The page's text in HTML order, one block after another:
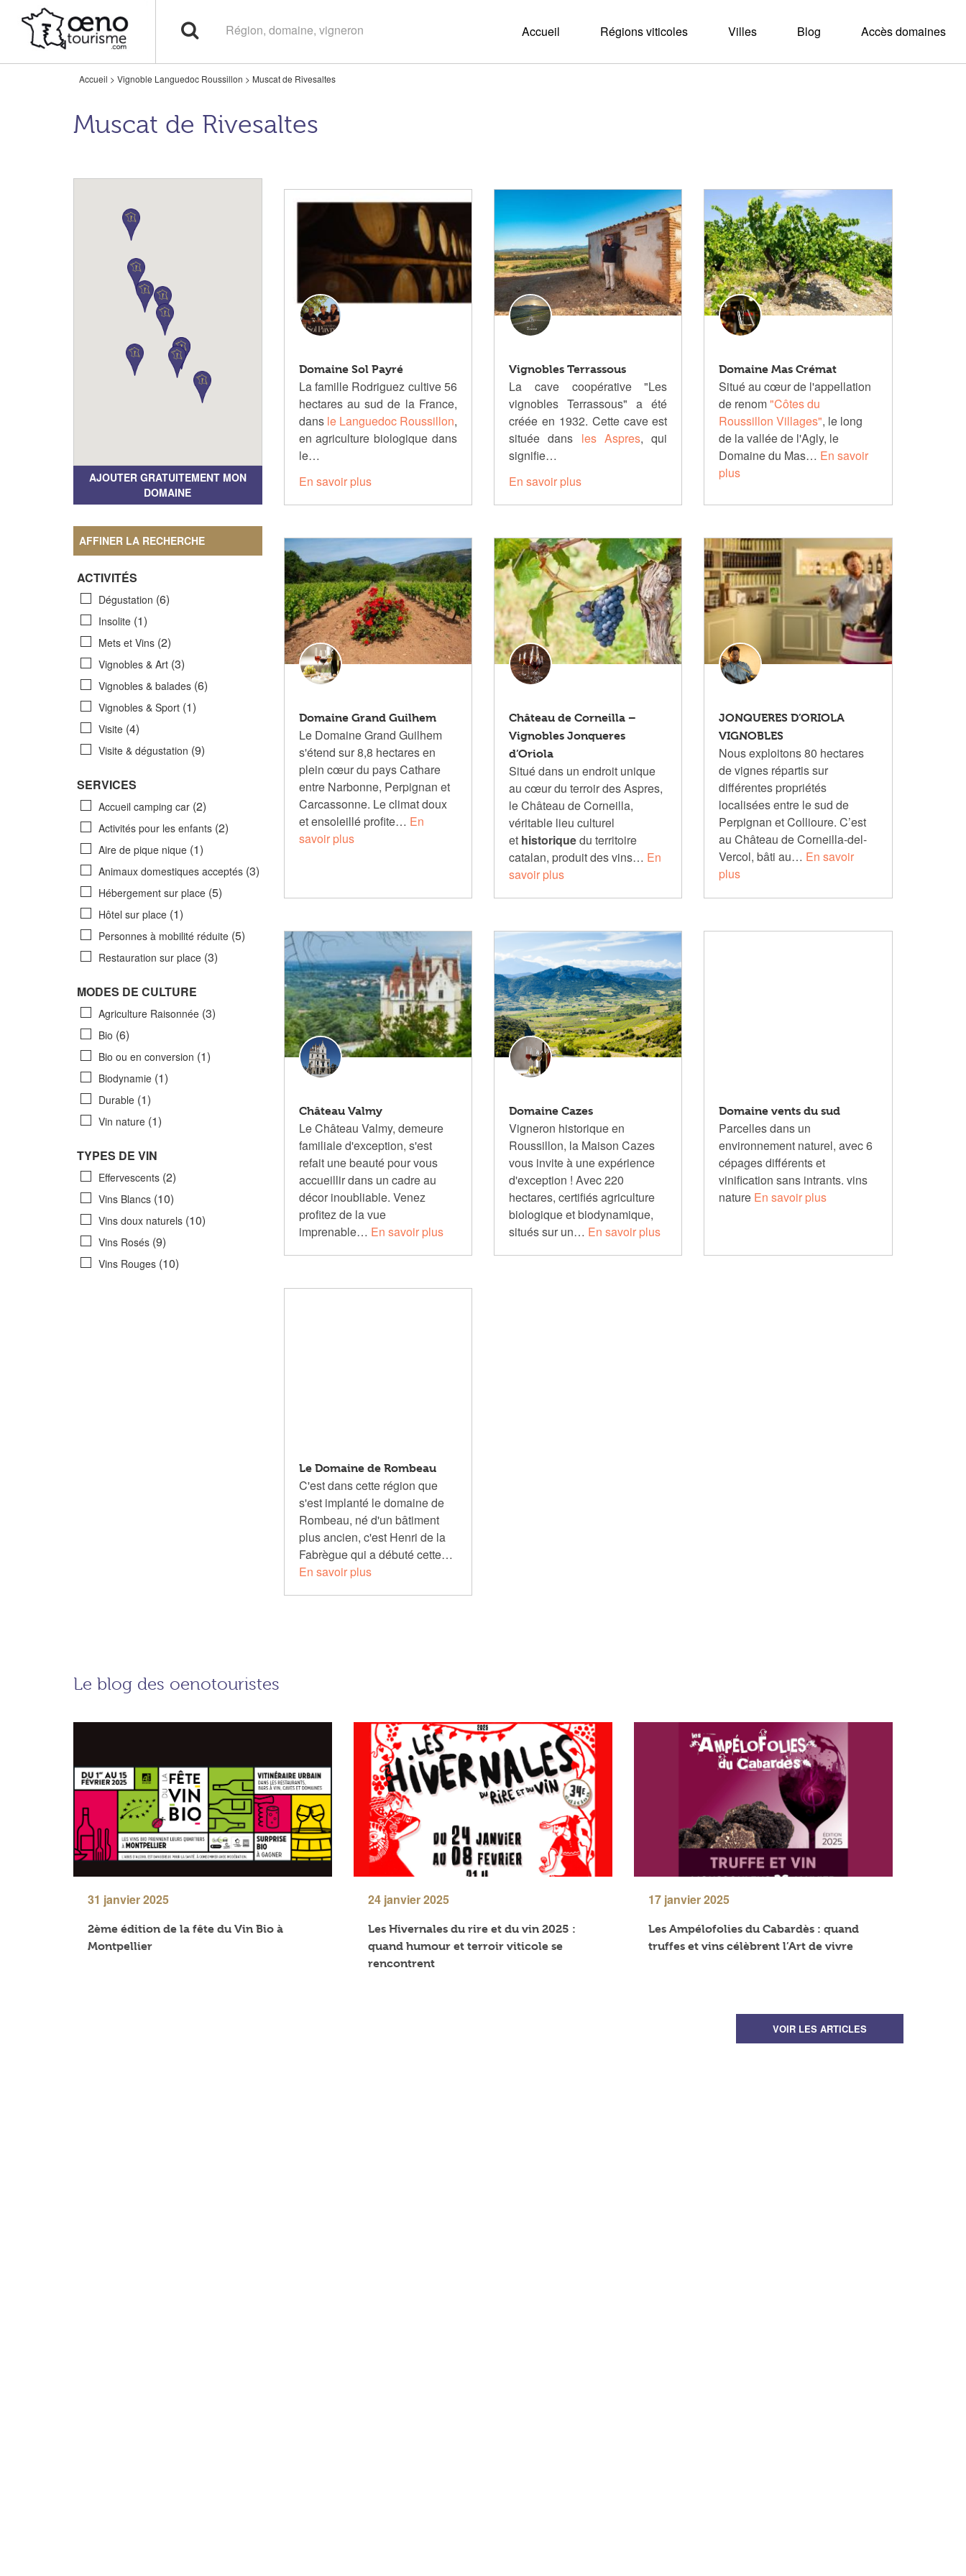
Accueil Régions viticoles Villes Blog Accès domaines
Accueil > Vignoble Languedoc Roussillon > Muscat de Rivesaltes
Muscat de Rivesaltes
AJOUTER GRATUITEMENT MON
DOMAINE
AFFINER LA RECHERCHE
ACTIVITÉS
Dégustation (6)
Insolite (1)
Mets et Vins (2)
Vignobles & Art (3)
Vignobles & balades (6)
Vignobles & Sport (1)
Visite (4)
Visite & dégustation (9)
SERVICES
Accueil camping car (2)
Activités pour les enfants (2)
Aire de pique nique (1)
Animaux domestiques acceptés (3)
Hébergement sur place (5)
Hôtel sur place (1)
Personnes à mobilité réduite (5)
Restauration sur place (3)
MODES DE CULTURE
Agriculture Raisonnée (3)
Bio (6)
Bio ou en conversion (1)
Biodynamie (1)
Durable (1)
Vin nature (1)
TYPES DE VIN
Effervescents (2)
Vins Blancs (10)
Vins doux naturels (10)
Vins Rosés (9)
Vins Rouges (10)
Domaine Sol Payré
La famille Rodriguez cultive 56
hectares au sud de la France,
dans le Languedoc Roussillon,
en agriculture biologique dans
le…
En savoir plus
Vignobles Terrassous
La cave coopérative "Les
vignobles Terrassous" a été
créée en 1932. Cette cave est
située dans les Aspres, qui
signifie…
En savoir plus
Domaine Mas Crémat
Situé au cœur de l'appellation
de renom"Côtes du
Roussillon Villages", le long
de la vallée de l'Agly, le
Domaine du Mas… En savoir
plus
Domaine Grand Guilhem
Le Domaine Grand Guilhem
s'étend sur 8,8 hectares en
plein cœur du pays Cathare
entre Narbonne, Perpignan et
Carcassonne. Le climat doux
et ensoleillé profite… En
savoir plus
Château de Corneilla –
Vignobles Jonqueres
d’Oriola
Situé dans un endroit unique
au cœur du terroir des Aspres,
le Château de Corneilla,
véritable lieu culturel
et historiquedu territoire
catalan, produit des vins… En
savoir plus
JONQUERES D’ORIOLA
VIGNOBLES
Nous exploitons 80 hectares
de vignes répartis sur
différentes propriétés
localisées entre le sud de
Perpignan et Collioure. C’est
au Château de Corneilla-del-
Vercol, bâti au… En savoir
plus
Château Valmy
Le Château Valmy, demeure
familiale d'exception, s'est
refait une beauté pour vous
accueillir dans un cadre au
décor inoubliable. Venez
profitez de la vue
imprenable… En savoir plus
Domaine Cazes
Vigneron historique en
Roussillon, la Maison Cazes
vous invite à une expérience
d'exception ! Avec 220
hectares, certifiés agriculture
biologique et biodynamique,
situés sur un… En savoir plus
Domaine vents du sud
Parcelles dans un
environnement naturel, avec 6
cépages différents et
vinification sans intrants. vins
nature En savoir plus
Le Domaine de Rombeau
C'est dans cette région que
s'est implanté le domaine de
Rombeau, né d'un bâtiment
plus ancien, c'est Henri de la
Fabrègue qui a débuté cette…
En savoir plus
Le blog des oenotouristes
31 janvier 2025
2ème édition de la fête du Vin Bio à
Montpellier
24 janvier 2025
Les Hivernales du rire et du vin 2025 :
quand humour et terroir viticole se
rencontrent
17 janvier 2025
Les Ampélofolies du Cabardès : quand
truffes et vins célèbrent l’Art de vivre
VOIR LES ARTICLES